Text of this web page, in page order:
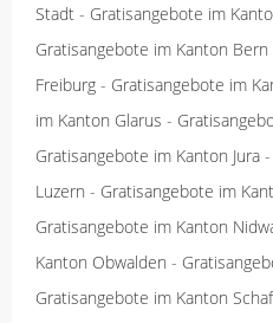
Stadt - Gratisangebote im
Gratisangebote im Kanton Bern
Freiburg - Gratisangebote im
im Kanton Glarus -
Gratisangebote im Kanton Jura -
Luzern - Gratisangebote im
Gratisangebote im Kanton
Kanton Obwalden -
Gratisangebote im Kanton